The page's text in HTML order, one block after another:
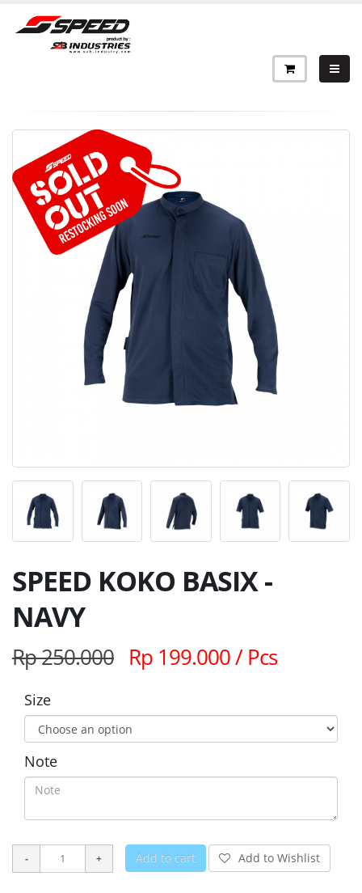
SPEED KOKO BASIX -
NAVY
Rp 250.000 Rp 199.000 / Pcs
Size
Note
Add to cart Add to Wishlist